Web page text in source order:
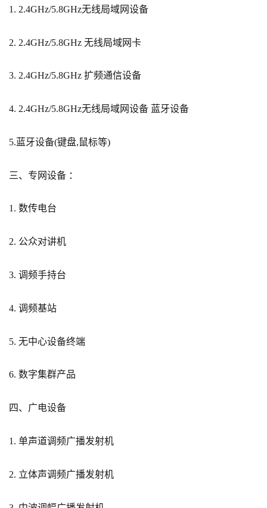
1. 2.4GHz/5.8GHz无线局域网设备
2. 2.4GHz/5.8GHz 无线局域网卡
3. 2.4GHz/5.8GHz 扩频通信设备
4. 2.4GHz/5.8GHz无线局域网设备 蓝牙设备
5.蓝牙设备(键盘,鼠标等)
三、专网设备 ：
1. 数传电台
2. 公众对讲机
3. 调频手持台
4. 调频基站
5. 无中心设备终端
6. 数字集群产品
四、广电设备
1. 单声道调频广播发射机
2. 立体声调频广播发射机